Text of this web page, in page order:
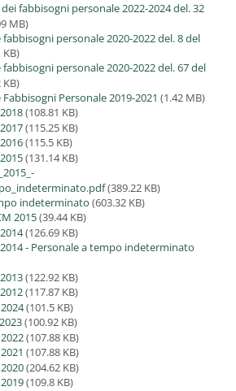
fabbisogni personale 2022-2024 del. 32
MB)
personale 2020-2022 del. 8 del
KB)
personale 2020-2022 del. 67 del
KB)
Personale 2019-2021 (1.42 MB)
(108.81 KB)
(115.25 KB)
(115.5 KB)
(131.14 KB)
(389.22 KB)
indeterminato (603.32 KB)
2015(39.44 KB)
(126.69 KB)
- Personale a tempo indeterminato
(122.92 KB)
(117.87 KB)
(101.5 KB)
(100.92 KB)
(107.88 KB)
(107.88 KB)
(204.62 KB)
(109.8 KB)